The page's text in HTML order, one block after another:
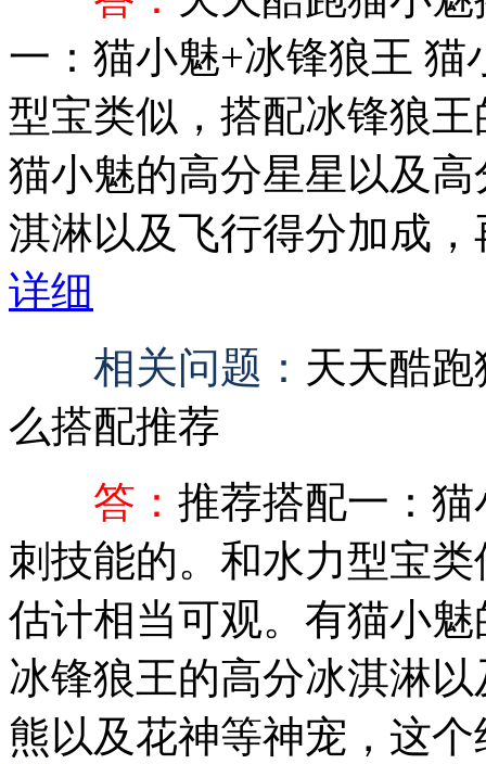
一：猫小魅+冰锋狼王
型宝类似，搭配冰锋狼
猫小魅的高分星星以及
淇淋以及飞行得分加成
详细
相关问题： 天天酷
么搭配推荐
答： 推荐搭配一：
刺技能的。和水力型宝
估计相当可观。有猫小
冰锋狼王的高分冰淇淋
熊以及花神等神宠，这